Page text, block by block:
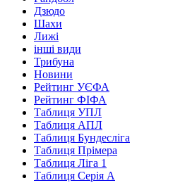
Дзюдо
Шахи
Лижі
інші види
Трибуна
Новини
Рейтинг УЄФА
Рейтинг ФІФА
Таблиця УПЛ
Таблиця АПЛ
Таблиця Бундесліга
Таблиця Прімера
Таблиця Ліга 1
Таблиця Серія А